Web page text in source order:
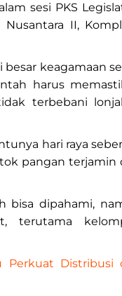
sesi PKS
Nusantara II,
keagamaan
harus
terbebani
hari raya
pangan terjamin
bisa dipahami,
terutama
Perkuat Distribusi